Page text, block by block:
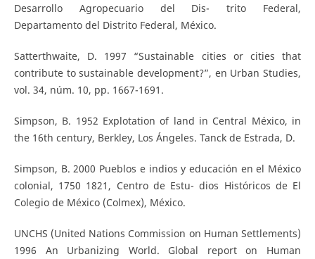
Desarrollo Agropecuario del Dis- trito Federal,
Departamento del Distrito Federal, México.
Satterthwaite, D. 1997 “Sustainable cities or cities that
contribute to sustainable development?”, en Urban Studies,
vol. 34, núm. 10, pp. 1667-1691.
Simpson, B. 1952 Explotation of land in Central México, in
the 16th century, Berkley, Los Ángeles. Tanck de Estrada, D.
Simpson, B. 2000 Pueblos e indios y educación en el México
colonial, 1750 1821, Centro de Estu- dios Históricos de El
Colegio de México (Colmex), México.
UNCHS (United Nations Commission on Human Settlements)
1996 An Urbanizing World. Global report on Human